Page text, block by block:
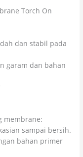
Torch On
dan stabil pada
garam dan bahan
membrane:
sampai bersih.
bahan primer